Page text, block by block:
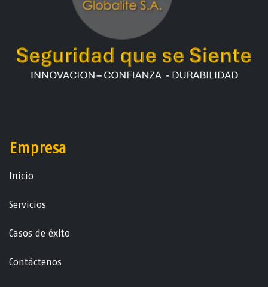
Empresa
Ini​ci​o
Servicios
Casos de éxito
Contáctenos